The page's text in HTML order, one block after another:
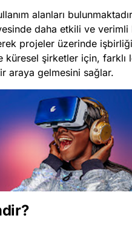
alanları
daha etkili ve
projeler üzerinde
küresel şirketler için, farklı
araya gelmesini sağlar.